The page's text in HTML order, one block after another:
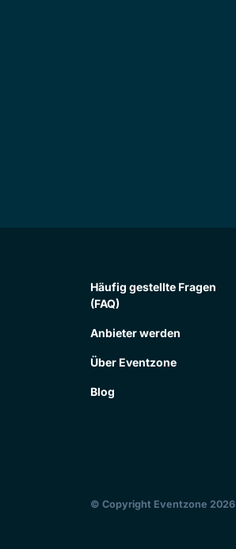
Häufig gestellte Fragen
(FAQ)
Anbieter werden
Über Eventzone
Blog
© Copyright Eventzone 2026